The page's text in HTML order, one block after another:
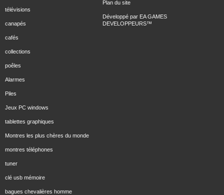
télévisions
canapés
cafés
collections
poêles
Alarmes
Piles
Jeux PC windows
tablettes graphiques
Montres les plus chères du monde
montres téléphones
tuner
clé usb mémoire
bagues chevalières homme
Plan du site
Développé par EA GAMES
DEVELOPPEURS™